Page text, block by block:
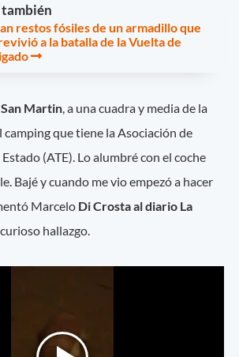
también
restos fósiles de un armadillo que
a la batalla de la Vuelta de
Martin, a una cuadra y media de la
camping que tiene la Asociación de
(ATE). Lo alumbré con el coche
Bajé y cuando me vio empezó a hacer
Marcelo Di Crosta al diario La
hallazgo.